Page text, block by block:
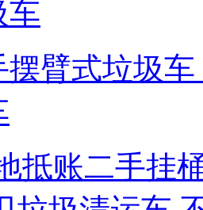
摆臂式垃圾